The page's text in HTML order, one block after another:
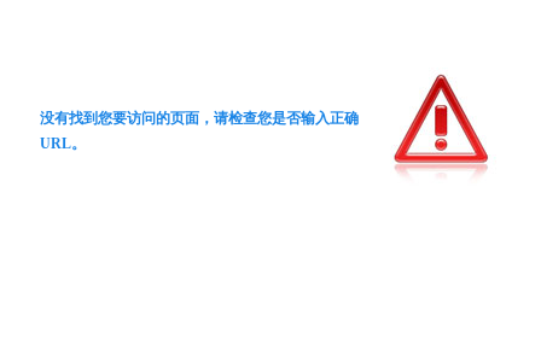
没有找到您要访问的页面，请检查您是否输入正确
URL。